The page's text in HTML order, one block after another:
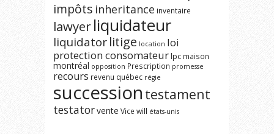
impôts inheritance inventaire
lawyerliquidateur
liquidatorlitige location loi
protection consomateurlpc maison
montréal opposition Prescription promesse
recours revenu québec régie
succession testament
testatorvente Vice will états-unis